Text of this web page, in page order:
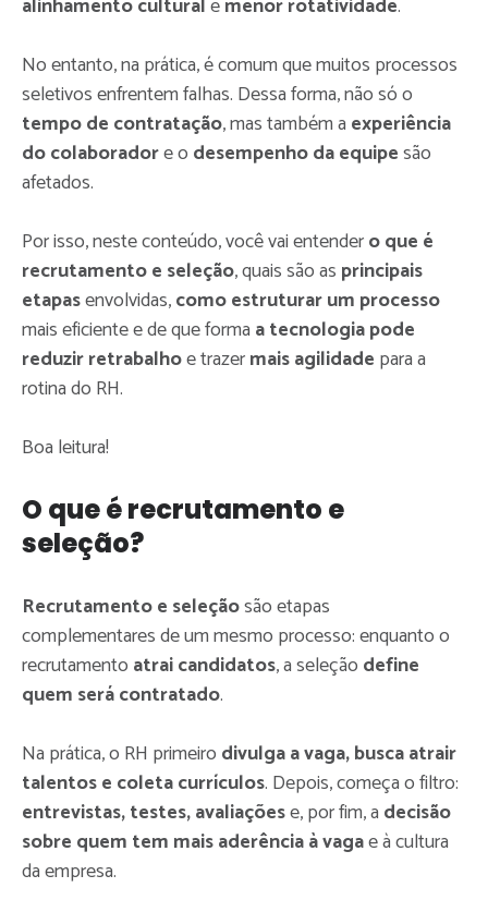
No entanto, na prática, é comum que muitos processos
seletivos enfrentem falhas. Dessa forma, não só o
tempo de contratação, mas também a experiência
do colaboradore o desempenho da equipesão
afetados.
Por isso, neste conteúdo, você vai entendero que é
recrutamento e seleção, quais são as principais
etapasenvolvidas,como estruturar um processo
mais eficiente e de que forma a tecnologia pode
reduzir retrabalhoe trazermais agilidade para a
rotina do RH.
Boa leitura!
O que é recrutamento e
seleção?
Recrutamento e seleçãosão etapas
complementares de um mesmo processo: enquanto o
recrutamento atrai candidatos, a seleção define
quem será contratado.
Na prática, o RH primeiro divulga a vaga, busca atrair
talentos e coleta currículos. Depois, começa o filtro:
entrevistas, testes, avaliaçõese, por fim, a decisão
sobre quem tem mais aderência à vagae à cultura
da empresa.